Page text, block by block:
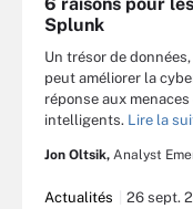
6 raisons pour
Splunk
Un trésor de
peut améliorer la
réponse aux
intelligents. Lire la
Jon Oltsik, Analyst
Actualités 26 sept.